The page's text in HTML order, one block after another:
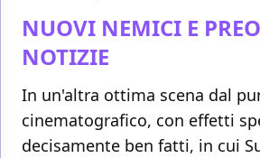
NUOVI NEMICI E
NOTIZIE
In un'altra ottima scena dal
cinematografico, con effetti
decisamente ben fatti, in cui